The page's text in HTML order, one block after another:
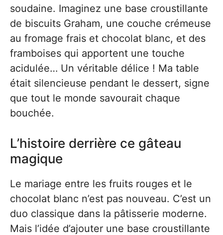
soudaine. Imaginez une base croustillante
de biscuits Graham, une couche crémeuse
au fromage frais et chocolat blanc, et des
framboises qui apportent une touche
acidulée… Un véritable délice ! Ma table
était silencieuse pendant le dessert, signe
que tout le monde savourait chaque
bouchée.
L’histoire derrière ce gâteau
magique
Le mariage entre les fruits rouges et le
chocolat blanc n’est pas nouveau. C’est un
duo classique dans la pâtisserie moderne.
Mais l’idée d’ajouter une base croustillante